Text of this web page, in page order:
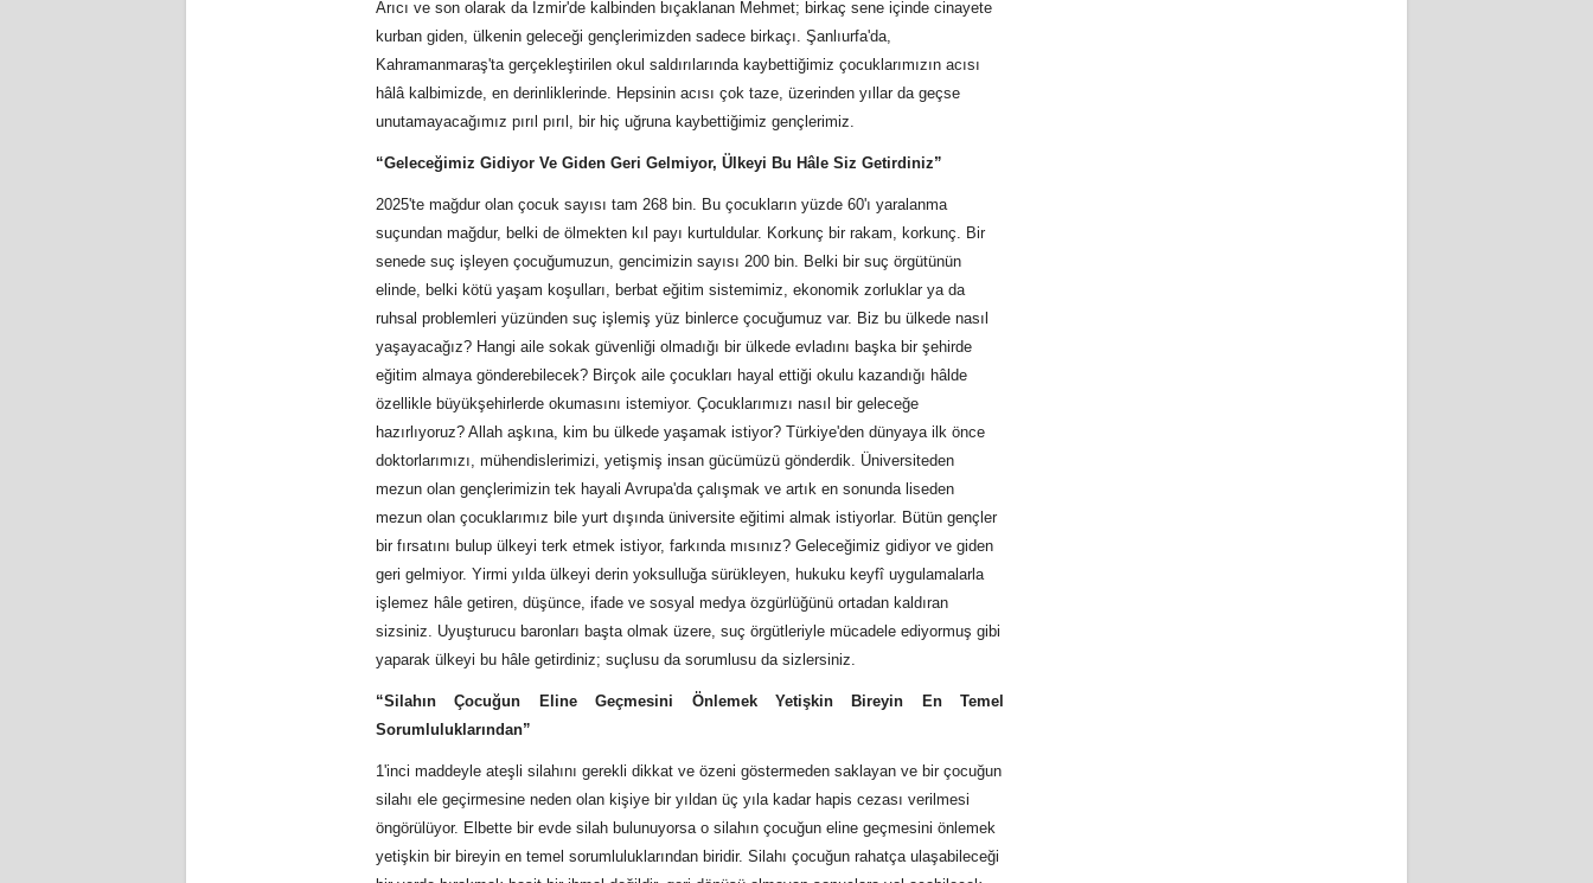
Arıcı ve son olarak da İzmir'de kalbinden bıçaklanan Mehmet; birkaç sene içinde cinayete
kurban giden, ülkenin geleceği gençlerimizden sadece birkaçı. Şanlıurfa'da,
Kahramanmaraş'ta gerçekleştirilen okul saldırılarında kaybettiğimiz çocuklarımızın acısı
hâlâ kalbimizde, en derinliklerinde. Hepsinin acısı çok taze, üzerinden yıllar da geçse
unutamayacağımız pırıl pırıl, bir hiç uğruna kaybettiğimiz gençlerimiz.
“Geleceğimiz Gidiyor Ve Giden Geri Gelmiyor, Ülkeyi Bu Hâle Siz Getirdiniz”
2025'te mağdur olan çocuk sayısı tam 268 bin. Bu çocukların yüzde 60'ı yaralanma
suçundan mağdur, belki de ölmekten kıl payı kurtuldular. Korkunç bir rakam, korkunç. Bir
senede suç işleyen çocuğumuzun, gencimizin sayısı 200 bin. Belki bir suç örgütünün
elinde, belki kötü yaşam koşulları, berbat eğitim sistemimiz, ekonomik zorluklar ya da
ruhsal problemleri yüzünden suç işlemiş yüz binlerce çocuğumuz var. Biz bu ülkede nasıl
yaşayacağız? Hangi aile sokak güvenliği olmadığı bir ülkede evladını başka bir şehirde
eğitim almaya gönderebilecek? Birçok aile çocukları hayal ettiği okulu kazandığı hâlde
özellikle büyükşehirlerde okumasını istemiyor. Çocuklarımızı nasıl bir geleceğe
hazırlıyoruz? Allah aşkına, kim bu ülkede yaşamak istiyor? Türkiye'den dünyaya ilk önce
doktorlarımızı, mühendislerimizi, yetişmiş insan gücümüzü gönderdik. Üniversiteden
mezun olan gençlerimizin tek hayali Avrupa'da çalışmak ve artık en sonunda liseden
mezun olan çocuklarımız bile yurt dışında üniversite eğitimi almak istiyorlar. Bütün gençler
bir fırsatını bulup ülkeyi terk etmek istiyor, farkında mısınız? Geleceğimiz gidiyor ve giden
geri gelmiyor. Yirmi yılda ülkeyi derin yoksulluğa sürükleyen, hukuku keyfî uygulamalarla
işlemez hâle getiren, düşünce, ifade ve sosyal medya özgürlüğünü ortadan kaldıran
sizsiniz. Uyuşturucu baronları başta olmak üzere, suç örgütleriyle mücadele ediyormuş gibi
yaparak ülkeyi bu hâle getirdiniz; suçlusu da sorumlusu da sizlersiniz.
“Silahın Çocuğun Eline Geçmesini Önlemek Yetişkin Bireyin En Temel
Sorumluluklarından”
1'inci maddeyle ateşli silahını gerekli dikkat ve özeni göstermeden saklayan ve bir çocuğun
silahı ele geçirmesine neden olan kişiye bir yıldan üç yıla kadar hapis cezası verilmesi
öngörülüyor. Elbette bir evde silah bulunuyorsa o silahın çocuğun eline geçmesini önlemek
yetişkin bir bireyin en temel sorumluluklarından biridir. Silahı çocuğun rahatça ulaşabileceği